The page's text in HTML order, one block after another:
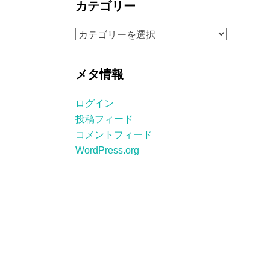
イ
ブ
カテゴリー
カ
リ
メタ情報
ログイン
投稿フィード
コメントフィード
WordPress.org